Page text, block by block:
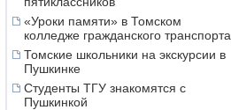
«Уроки памяти» в Томском
колледже гражданского транспорта
Томские школьники на экскурсии в
Пушкинке
Студенты ТГУ знакомятся с
Пушкинкой